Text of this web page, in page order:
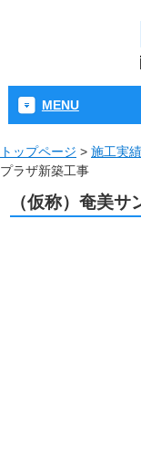
MENU
トップページ > 施工実績
プラザ新築工事
（仮称）奄美